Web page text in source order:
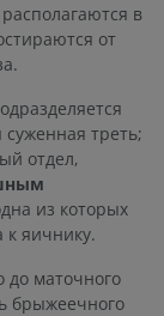
в
от
треть;
отдел,
из которых
яичнику.
до маточного
брыжеечного